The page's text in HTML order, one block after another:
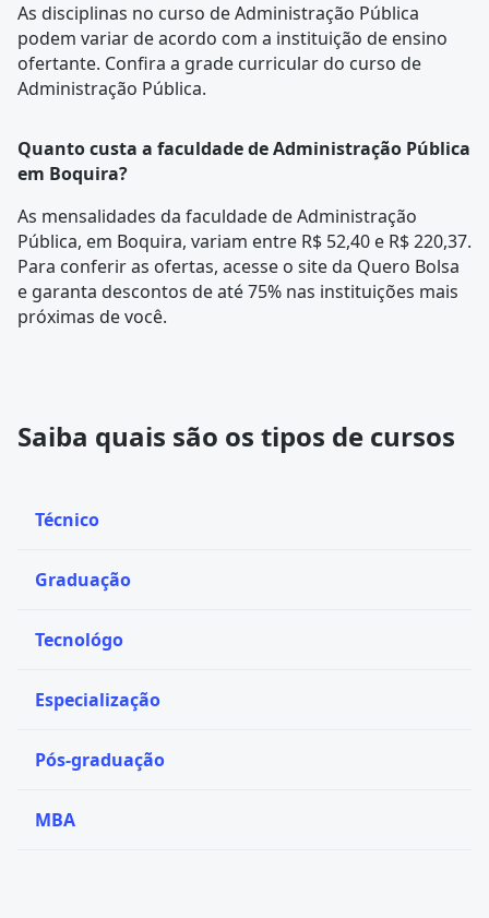
As disciplinas no curso de Administração Pública
podem variar de acordo com a instituição de ensino
ofertante. Confira a grade curriculardo curso de
Administração Pública.
Quanto custa a faculdade de Administração Pública
em Boquira?
As mensalidades da faculdade de Administração
Pública, em Boquira, variam entre R$ 52,40 e R$ 220,37.
Para conferir as ofertas, acesse o site da Quero Bolsa
e garanta descontos de até 75% nas instituições mais
próximas de você.
Saiba quais são os tipos de cursos
Técnico
Graduação
Tecnológo
Especialização
Pós-graduação
MBA